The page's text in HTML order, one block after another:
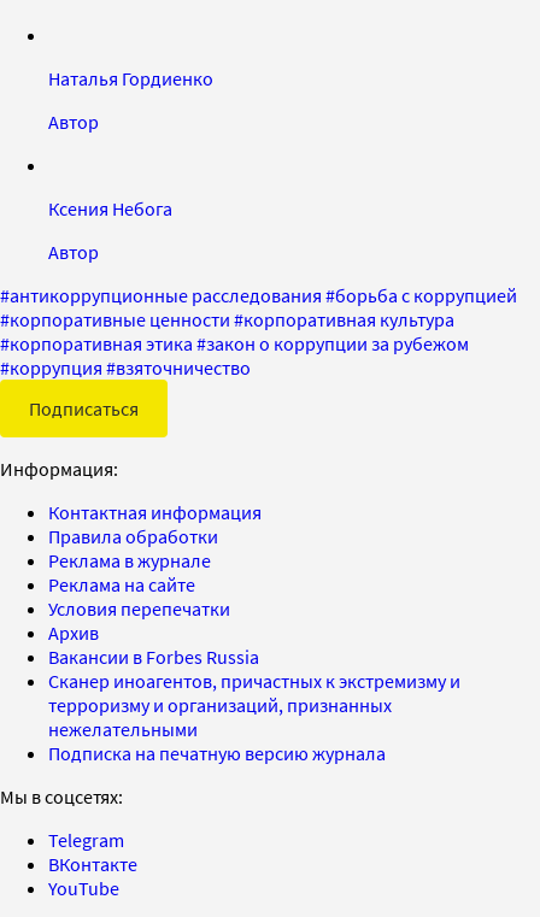
Наталья Гордиенко
Автор
Ксения Небога
Автор
#антикоррупционные расследования #борьба с коррупцией
#корпоративные ценности #корпоративная культура
#корпоративная этика #закон о коррупции за рубежом
#коррупция #взяточничество
Подписаться
Информация:
Контактная информация
Правила обработки
Реклама в журнале
Реклама на сайте
Условия перепечатки
Архив
Вакансии в Forbes Russia
Сканер иноагентов, причастных к экстремизму и
терроризму и организаций, признанных
нежелательными
Подписка на печатную версию журнала
Мы в соцсетях:
Telegram
ВКонтакте
YouTube